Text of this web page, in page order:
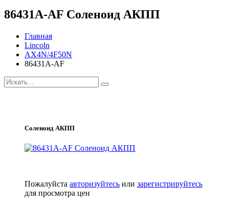
86431A-AF Соленоид АКПП
Главная
Lincoln
AX4N/4F50N
86431A-AF
Соленоид АКПП
Пожалуйста авторизуйтесь или зарегистрируйтесь
для просмотра цен